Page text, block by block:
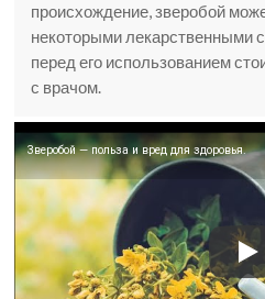
происхождение, зверобой
некоторыми лекарственными
перед его использованием
с врачом.
Зверобой — польза и вред для здоровья.